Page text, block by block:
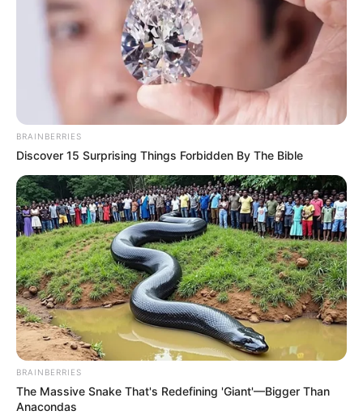
BRAINBERRIES
Discover 15 Surprising Things Forbidden By The Bible
BRAINBERRIES
The Massive Snake That's Redefining 'Giant'—Bigger Than
Anacondas